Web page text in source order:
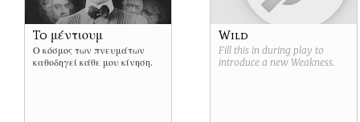
To μέντιουμ
Ο κόσμος των πνευμάτων
καθοδηγεί κάθε μου κίνηση.
Wild
Fill this in during play to
introduce a new Weakness.